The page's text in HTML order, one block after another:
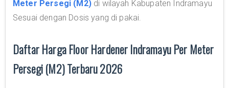
Meter Persegi (M2)di wilayah Kabupaten Indramayu
Sesuai dengan Dosis yang di pakai.
Daftar Harga Floor Hardener Indramayu Per Meter
Persegi (M2) Terbaru 2026